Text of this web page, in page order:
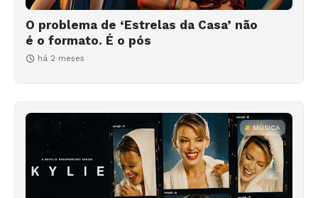
O problema de ‘Estrelas da Casa’ não
é o formato. É o pós
há 2 meses
MÚSICA